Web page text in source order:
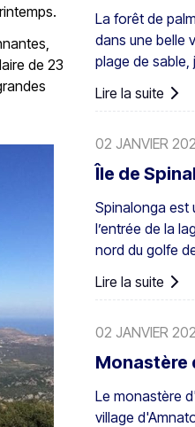
de 23
La forêt de
dans une belle
plage de sable,
l'ancienne
km de
stremmata (50
composée de
indigènes – la
seulement en
toute l'Europe.
important
avec de plus
exemple à
sud-ouest de la
en Turquie.
Lire la suite
02 JANVIER
Île de
Spinalonga est
l’entrée de la
nord du golfe
Lire la suite
02 JANVIER
Monastère
Le monastère
village